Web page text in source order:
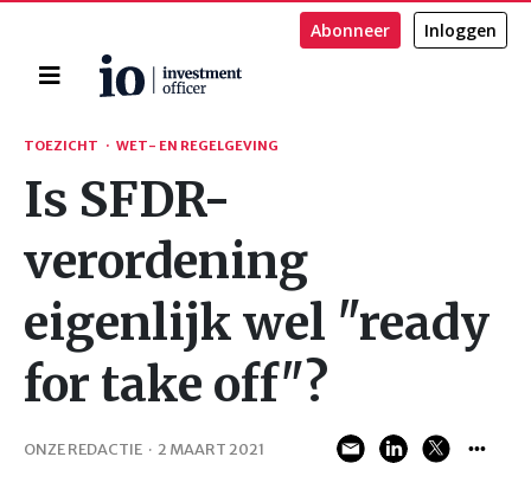
Home
Abonneer Inloggen
Zoeken
TOEZICHT · WET- EN REGELGEVING
Is SFDR-
verordening
eigenlijk wel "ready
for take off"?
ONZE REDACTIE · 2 MAART 2021